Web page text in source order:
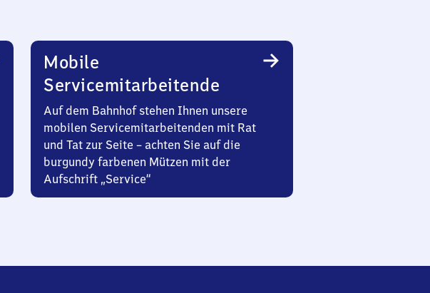
Mobile
Servicemitarbeitende
Auf dem Bahnhof stehen Ihnen unsere
mobilen Servicemitarbeitenden mit Rat
und Tat zur Seite – achten Sie auf die
burgundy farbenen Mützen mit der
Aufschrift „Service“